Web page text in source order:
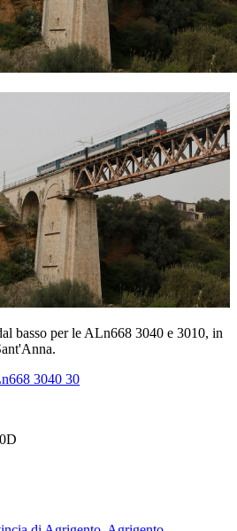
basso per le ALn668 3040 e 3010, in
3040 30